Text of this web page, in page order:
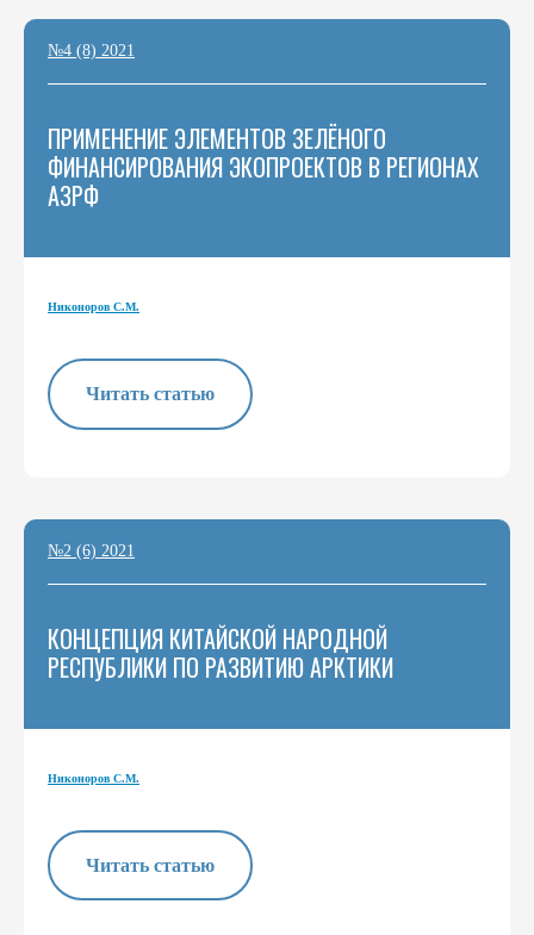
№4 (8) 2021
ПРИМЕНЕНИЕ ЭЛЕМЕНТОВ ЗЕЛЁНОГО
ФИНАНСИРОВАНИЯ ЭКОПРОЕКТОВ В РЕГИОНАХ
АЗРФ
Никоноров С.М.
Читать статью
№2 (6) 2021
КОНЦЕПЦИЯ КИТАЙСКОЙ НАРОДНОЙ
РЕСПУБЛИКИ ПО РАЗВИТИЮ АРКТИКИ
Никоноров С.М.
Читать статью